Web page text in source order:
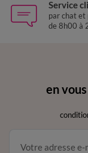
Service
par chat et
de 8h00 à
en